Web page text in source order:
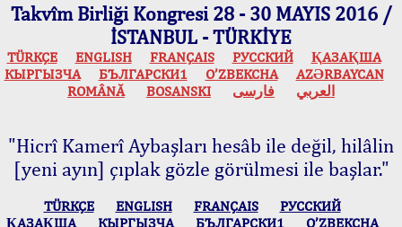
Takvîm Birliği Kongresi 28 - 30 MAYIS 2016 /
İSTANBUL - TÜRKİYE
TÜRKÇE ENGLISH FRANÇAIS РУССКИЙ
ҚАЗАҚША
КЫPГЫЗЧA
БЪЛГАРСКИ1 O’ZBEKCHA
AZӘRBAYCAN
ROMÂNĂ
BOSANSKI العربي فارسی
"Hicrî Kamerî Aybaşları hesâb ile değil, hilâlin
[yeni ayın] çıplak gözle görülmesi ile başlar."
TÜRKÇE ENGLISH FRANÇAIS
РУССКИЙ
ҚАЗАҚША
КЫPГЫЗЧA БЪЛГАРСКИ1 O’ZBEKCHA